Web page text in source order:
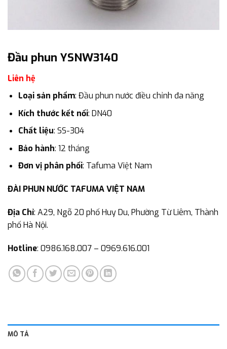
Đầu phun YSNW3140
Liên hệ
Loại sản phẩm: Đầu phun nước điều chỉnh đa năng
Kích thước kết nối: DN40
Chất liệu: SS-304
Bảo hành: 12 tháng
Đơn vị phân phối: Tafuma Việt Nam
ĐÀI PHUN NƯỚC TAFUMA VIỆT NAM
Địa Chỉ: A29, Ngõ 20 phố Huy Du, Phường Từ Liêm, Thành
phố Hà Nội.
Hotline: 0986.168.007 – 0969.616.001
MÔ TẢ